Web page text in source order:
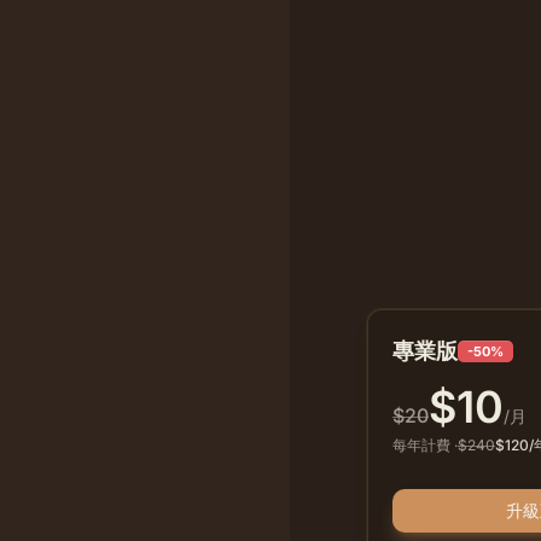
專業版 -50%
$20$10/月
每年計費 ·$240$120/
升